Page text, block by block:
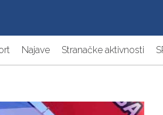
Najave Stranačke aktivnosti